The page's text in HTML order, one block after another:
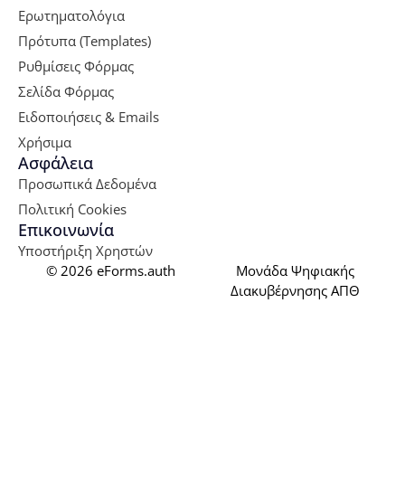
Ερωτηματολόγια
Πρότυπα (Templates)
Ρυθμίσεις Φόρμας
Σελίδα Φόρμας
Ειδοποιήσεις & Emails
Χρήσιμα
Ασφάλεια
Προσωπικά Δεδομένα
Πολιτική Cookies
Επικοινωνία
Υποστήριξη Χρηστών
© 2026 eForms.auth
Μονάδα Ψηφιακής
Διακυβέρνησης ΑΠΘ